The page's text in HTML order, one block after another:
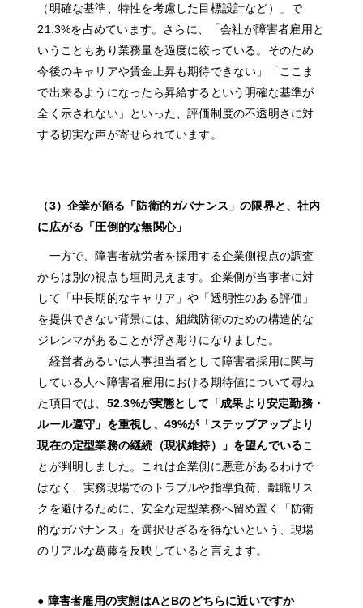
（明確な基準、特性を考慮した目標設計など）」で
21.3%を占めています。さらに、「会社が障害者雇用と
いうこともあり業務量を過度に絞っている。そのため
今後のキャリアや賃金上昇も期待できない」「ここま
で出来るようになったら昇給するという明確な基準が
全く示されない」といった、評価制度の不透明さに対
する切実な声が寄せられています。
（3）企業が陥る「防衛的ガバナンス」の限界と、社内
に広がる「圧倒的な無関心」
一方で、障害者就労者を採用する企業側視点の調査
からは別の視点も垣間見えます。企業側が当事者に対
して「中長期的なキャリア」や「透明性のある評価」
を提供できない背景には、組織防衛のための構造的な
ジレンマがあることが浮き彫りになりました。
経営者あるいは人事担当者として障害者採用に関与
している人へ障害者雇用における期待値について尋ね
た項目では、 52.3%が実態として「成果より安定勤務・
ルール遵守」を重視し、49%が「ステップアップより
現在の定型業務の継続（現状維持）」を望んでいるこ
とが判明しました。これは企業側に悪意があるわけで
はなく、実務現場でのトラブルや指導負荷、離職リス
クを避けるために、安全な定型業務へ留め置く「防衛
的なガバナンス」を選択せざるを得ないという、現場
のリアルな葛藤を反映していると言えます。
● 障害者雇用の実態はAとBのどちらに近いですか